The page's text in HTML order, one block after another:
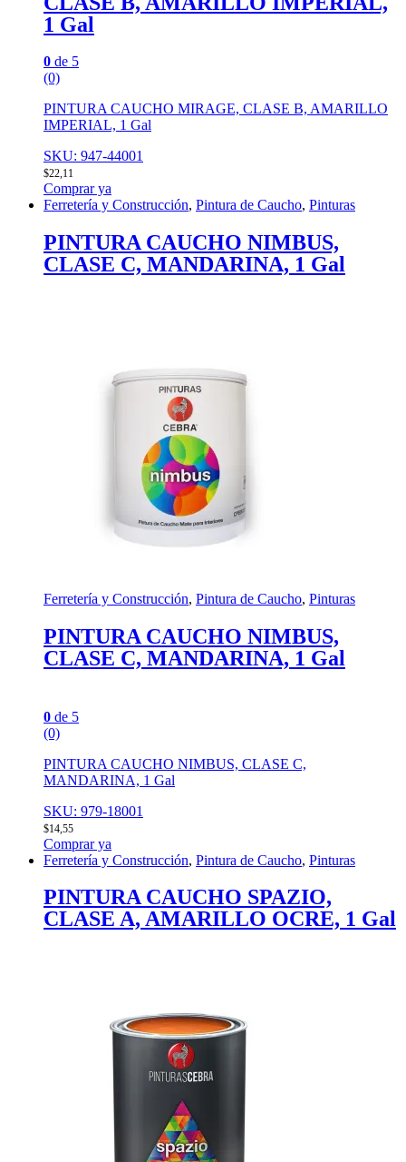
1 Gal
0 de 5
(0)
PINTURA CAUCHO MIRAGE, CLASE B, AMARILLO
IMPERIAL, 1 Gal
SKU: 947-44001
$22,11
Comprar ya
Ferretería y Construcción, Pintura de Caucho, Pinturas
PINTURA CAUCHO NIMBUS,
CLASE C, MANDARINA, 1 Gal
Ferretería y Construcción, Pintura de Caucho, Pinturas
PINTURA CAUCHO NIMBUS,
CLASE C, MANDARINA, 1 Gal
0 de 5
(0)
PINTURA CAUCHO NIMBUS, CLASE C,
MANDARINA, 1 Gal
SKU: 979-18001
$14,55
Comprar ya
Ferretería y Construcción, Pintura de Caucho, Pinturas
PINTURA CAUCHO SPAZIO,
CLASE A, AMARILLO OCRE, 1 Gal